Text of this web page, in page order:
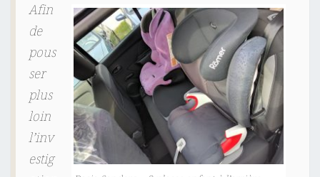
Afin
de
pous
ser
plus
loin
l’inv
estig